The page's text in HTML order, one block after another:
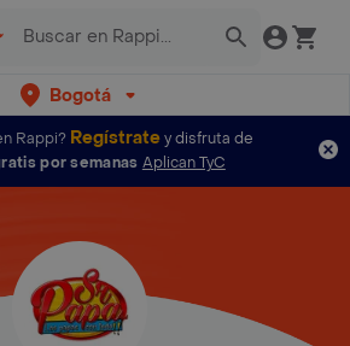
Bogotá
Rappi? Regístratey disfruta de
por semanas Aplican TyC